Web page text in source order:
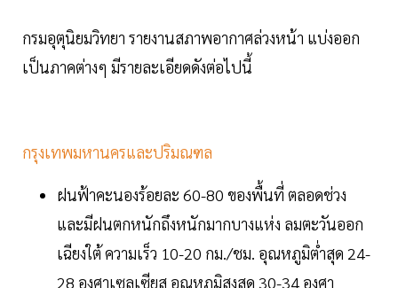
กรมอุตุนิยมวิทยา รายงานสภาพอากาศล่วงหน้า แบ่งออก
เป็นภาคต่างๆ มีรายละเอียดดังต่อไปนี้
กรุงเทพมหานครและปริมณฑล
ฝนฟ้าคะนองร้อยละ 60-80 ของพื้นที่ ตลอดช่วง
และมีฝนตกหนักถึงหนักมากบางแห่ง ลมตะวันออก
เฉียงใต้ ความเร็ว 10-20 กม./ชม. อุณหภูมิต่ำสุด 24-
28 องศาเซลเซียส อุณหภูมิสูงสุด 30-34 องศา